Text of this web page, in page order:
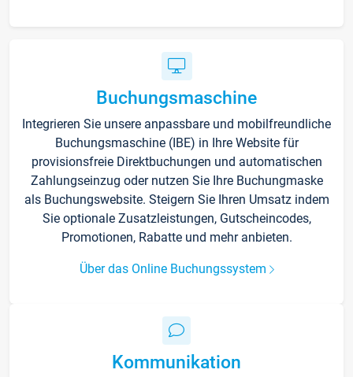
Buchungsmaschine
Integrieren Sie unsere anpassbare und mobilfreundliche
Buchungsmaschine (IBE) in Ihre Website für
provisionsfreie Direktbuchungen und automatischen
Zahlungseinzug oder nutzen Sie Ihre Buchungmaske
als Buchungswebsite. Steigern Sie Ihren Umsatz indem
Sie optionale Zusatzleistungen, Gutscheincodes,
Promotionen, Rabatte und mehr anbieten.
Über das Online Buchungssystem
Kommunikation